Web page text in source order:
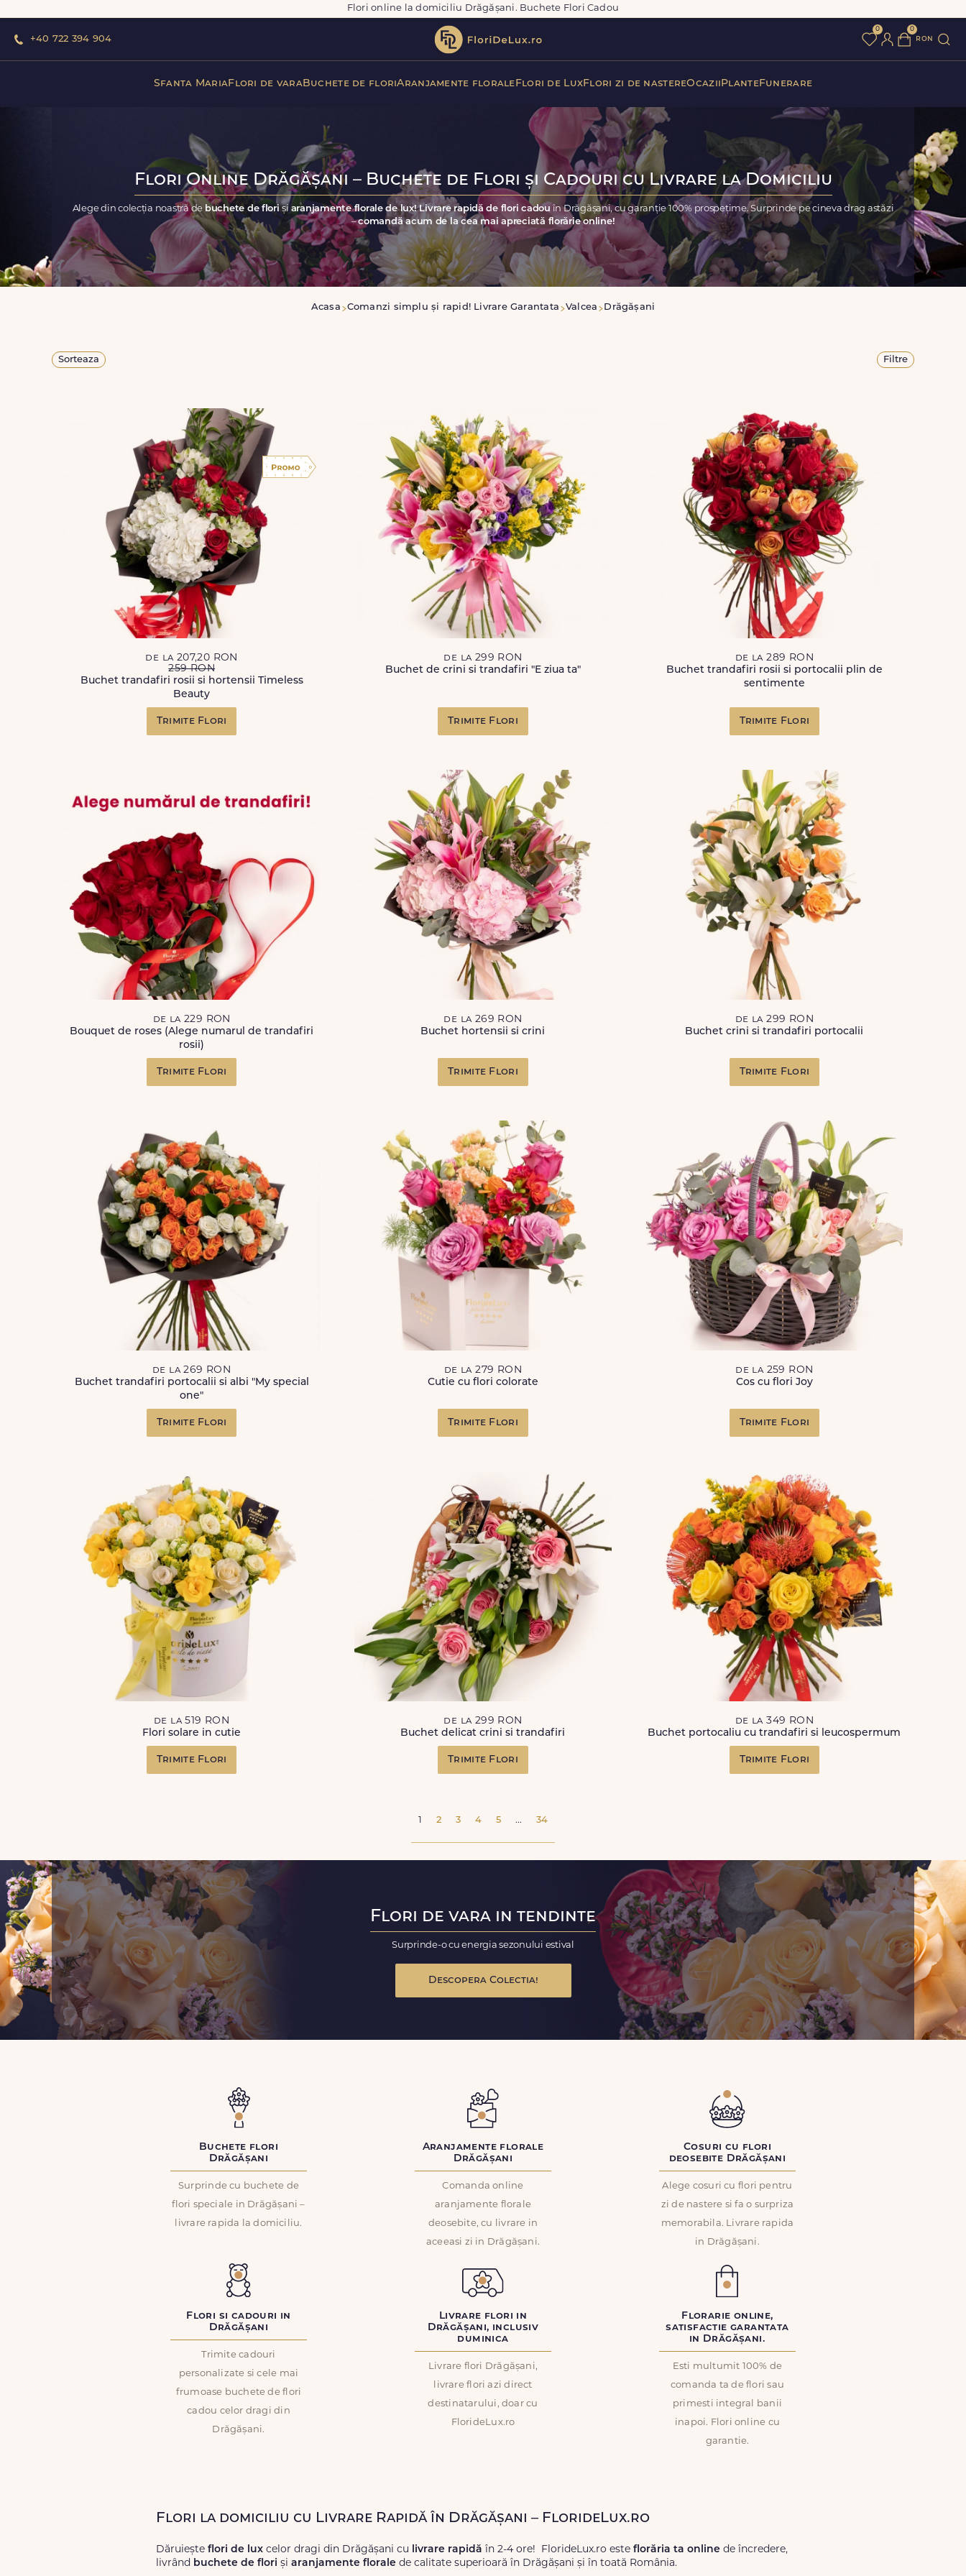
Flori online la domiciliu Drăgășani. Buchete Flori Cadou
+40 722 394 904
0 0
ron
Sfanta MariaFlori de varaBuchete de floriAranjamente florale Flori de LuxFlori zi de nastereOcazii PlanteFunerare
Flori Online Drăgășani – Buchete de Flori și Cadouri cu Livrare la Domiciliu
Alege din colecția noastră de buchete de floriși aranjamente florale de lux! Livrare rapidă de flori cadou în Drăgășani, cu garanție 100% prospețime. Surprinde pe cineva drag astăzi
–comandă acum de la cea mai apreciată florărie online!
Acasa Comanzi simplu și rapid! Livrare Garantata Valcea Drăgășani
Sorteaza Filtre
de la 207,20 RON
259 RON
Buchet trandafiri rosii si hortensii Timeless
Beauty
Trimite Flori
de la 299 RON
Buchet de crini si trandafiri "E ziua ta"
Trimite Flori
de la 289 RON
Buchet trandafiri rosii si portocalii plin de
sentimente
Trimite Flori
de la 229 RON
Bouquet de roses (Alege numarul de trandafiri
rosii)
Trimite Flori
de la 269 RON
Buchet hortensii si crini
Trimite Flori
de la 299 RON
Buchet crini si trandafiri portocalii
Trimite Flori
de la 269 RON
Buchet trandafiri portocalii si albi "My special
one"
Trimite Flori
de la 279 RON
Cutie cu flori colorate
Trimite Flori
de la 259 RON
Cos cu flori Joy
Trimite Flori
de la 519 RON
Flori solare in cutie
Trimite Flori
de la 299 RON
Buchet delicat crini si trandafiri
Trimite Flori
de la 349 RON
Buchet portocaliu cu trandafiri si leucospermum
Trimite Flori
1 2 3 4 5 ... 34
Flori de vara in tendinte
Surprinde-o cu energia sezonului estival
Descopera Colectia!
Buchete flori
Drăgășani
Surprinde cu buchete de
flori speciale in Drăgășani –
livrare rapida la domiciliu.
Aranjamente florale
Drăgășani
Comanda online
aranjamente florale
deosebite, cu livrare in
aceeasi zi in Drăgășani.
Cosuri cu flori
deosebite Drăgășani
Alege cosuri cu flori pentru
zi de nastere si fa o surpriza
memorabila. Livrare rapida
in Drăgășani.
Flori si cadouri in
Drăgășani
Trimite cadouri
personalizate si cele mai
frumoase buchete de flori
cadou celor dragi din
Drăgășani.
Livrare flori in
Drăgășani, inclusiv
duminica
Livrare flori Drăgășani,
livrare flori azi direct
destinatarului, doar cu
FlorideLux.ro
Florarie online,
satisfactie garantata
in Drăgășani.
Esti multumit 100% de
comanda ta de flori sau
primesti integral banii
inapoi. Flori online cu
garantie.
Flori la domiciliu cu Livrare Rapidă în Drăgășani – FlorideLux.ro
Dăruiește flori de lux celor dragi din Drăgășani cu livrare rapidă în 2-4 ore! FlorideLux.ro este florăria ta online de încredere,
livrând buchete de flori și aranjamente florale de calitate superioară în Drăgășani și în toată România.